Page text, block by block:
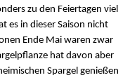
zu den Feiertagen viel
es in dieser Saison nicht
Ende Mai waren zwar
hat davon aber
Spargel genießen